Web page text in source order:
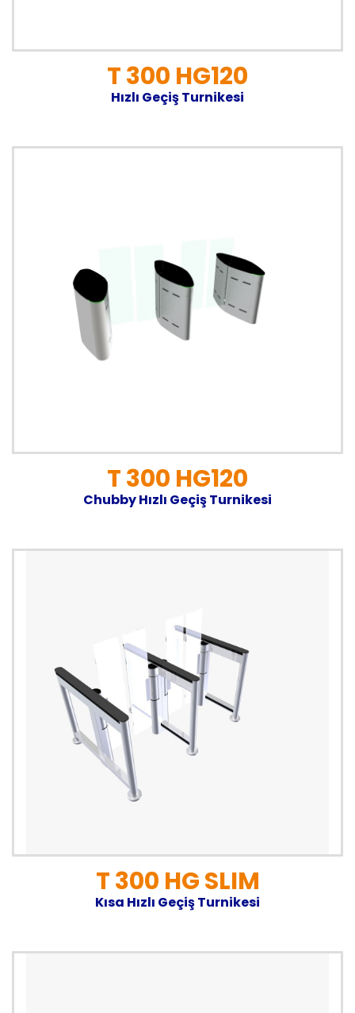
T 300 HG120
Hızlı Geçiş Turnikesi
T 300 HG120
Chubby Hızlı Geçiş Turnikesi
T 300 HG SLIM
Kısa Hızlı Geçiş Turnikesi